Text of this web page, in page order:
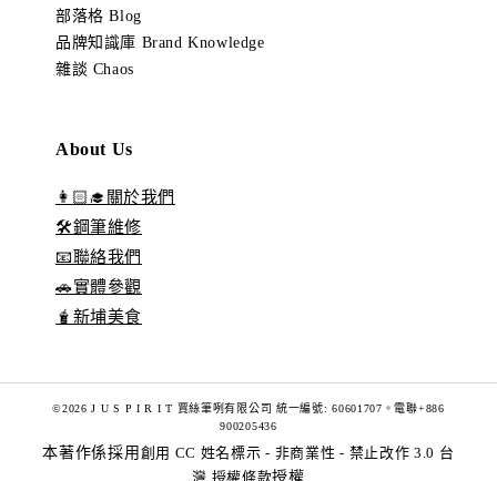
部落格 Blog
品牌知識庫 Brand Knowledge
雜談 Chaos
About Us
👩🏻‍🎓關於我們
🛠️鋼筆維修
📧聯絡我們
🚗實體參觀
🧋新埔美食
©2026 J U S P I R I T 賈絲筆咧有限公司 統一編號: 60601707。電聯+886
900205436
本著作係採用 創用 CC 姓名標示 - 非商業性 - 禁止改作 3.0 台
灣 授權條款授權